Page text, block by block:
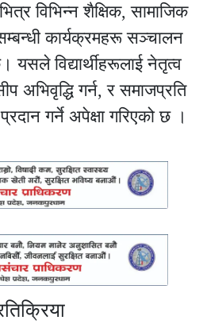
विभिन्न शैक्षिक, सामाजिक
कार्यक्रमहरू सञ्चालन
यसले विद्यार्थीहरूलाई नेतृत्व
अभिवृद्धि गर्न, र समाजप्रति
गर्ने अपेक्षा गरिएको छ ।